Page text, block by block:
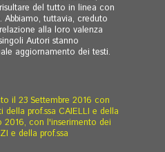
del tutto in linea con
tuttavia, creduto
alla loro valenza
Autori stanno
aggiornamento dei testi.
il 23 Settembre 2016 con
prof.ssa CAIELLI e della
2016, con l'inserimento dei
e della prof.ssa